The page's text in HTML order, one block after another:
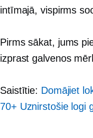
intīmajā,vispirms
Pirms sākat, jums
izprast galvenos
Saistītie: Domājiet
70+ Uznirstošie logi